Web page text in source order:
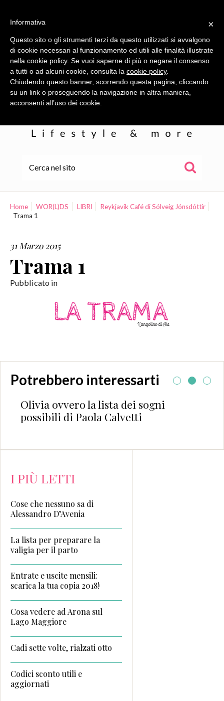
COLLABORAZIONI
Home WOR(L)DS LIBRI
Reykjavík Café di Sólveig Jónsdóttir
Trama 1
31 Marzo 2015
Trama 1
Pubblicato in
Potrebbero interessarti
Olivia ovvero la lista dei sogni
possibili di Paola Calvetti
I PIÙ LETTI
Cose che nessuno sa di
Alessandro D’Avenia
La lista per preparare la
valigia per il parto
Entrate e uscite mensili:
scarica la tua copia 2018!
Cosa vedere ad Arona sul
Lago Maggiore
Cadi sette volte, rialzati otto
Codici sconto utili e
aggiornati
×
Informativa
Questo sito o gli strumenti terzi da questo utilizzati si avvalgono
di cookie necessari al funzionamento ed utili alle finalità illustrate
nella cookie policy. Se vuoi saperne di più o negare il consenso
a tutti o ad alcuni cookie, consulta la cookie policy.
Chiudendo questo banner, scorrendo questa pagina, cliccando
su un link o proseguendo la navigazione in altra maniera,
acconsenti all’uso dei cookie.